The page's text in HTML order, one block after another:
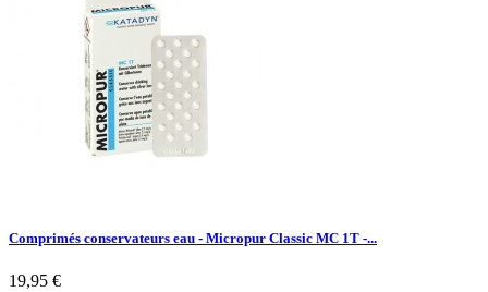
Comprimés conservateurs eau - Micropur Classic MC 1T -...
19,95 €